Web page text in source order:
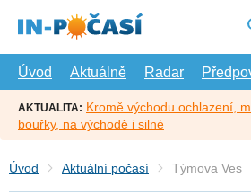
hlavní
Úvod
Aktuálně Radar
AKTUALITA: Kromě východu ochlazení,
bouřky, na východě i silné
Úvod Aktuální počasí Týmova Ves